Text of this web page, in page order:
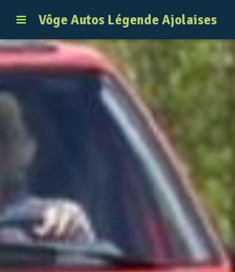
Vôge Autos Légende Ajolaises